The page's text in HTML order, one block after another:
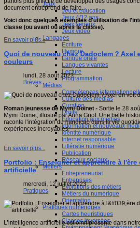
Jeux
Jeu et éducation
Jeux 4/12 ans
Jeux sérieux
Jeux vidéo
Langages
Ecriture
Humour
Langue orale
Langues vivantes
Lecture
Programmation
Médias
Compétences
Culture des médias
Curation
Droits
Education aux médias
Information et nouveaux
Identité numérique
Internet responsable
Littératie numérique
Publication
Réseaux sociaux
Métiers
Entrepreneuriat
Entreprises
Evolutions des métiers
Métiers du numérique
Orientation
Pratiques numériques
Cartes heuristiques
Classes inversées
document entreprend de faire.
Voici donc quelques exemples d'utilisation de
classe (ou avant ou après la classe).
En savoir plus...
Quoi de nouveau chez Dadoclem ? Axel
couleurs
lundi, 28 août 2023
Brèves
Roman jeunesse de Mymi Doinet - Sortie le 28
Mymi Doinet, illustré par Anna Griot. Une belle
raconte l'intégration du handicap dans la vie
expériences incroyables.
En savoir plus...
Portfolio : Enseigner et apprendre à
artificielle
mercredi, 12 juillet 2023
Pratiques
L’intelligence artificielle est omniprésente dans